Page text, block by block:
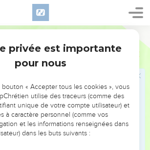
1
aussi vous souffrez.
chose juste devant Dieu, qu'il rende
vous affligent ;
du relâche à vous qui êtes affligés, de
le Seigneur Jésus sera révélé du
de sa puissance ;
de feu, exerçant la vengeance contre
point Dieu, et contre ceux qui
l'Evangile de notre Seigneur Jésus-
d'une perdition éternelle, par la
privée est importante
pour nous
bouton « Accepter tous les cookies », vous
utilise des traceurs (comme des
unique de votre compte utilisateur) et
à caractère personnel (comme vos
et les informations renseignées dans
dans les buts suivants :